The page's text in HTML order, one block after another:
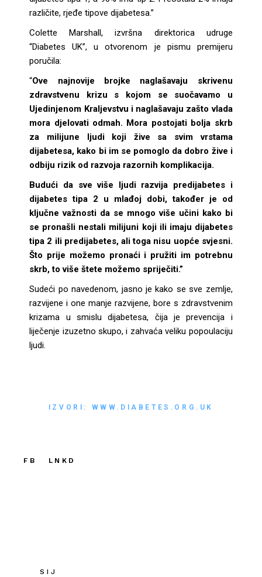
različite, rjeđe tipove dijabetesa.”
Colette Marshall, izvršna direktorica udruge
“Diabetes UK”, u otvorenom je pismu premijeru
poručila:
“Ove najnovije brojke naglašavaju skrivenu
zdravstvenu krizu s kojom se suočavamo u
Ujedinjenom Kraljevstvu i naglašavaju zašto vlada
mora djelovati odmah. Mora postojati bolja skrb
za milijune ljudi koji žive sa svim vrstama
dijabetesa, kako bi im se pomoglo da dobro žive i
odbiju rizik od razvoja razornih komplikacija.
Budući da sve više ljudi razvija predijabetes i
dijabetes tipa 2 u mlađoj dobi, također je od
ključne važnosti da se mnogo više učini kako bi
se pronašli nestali milijuni koji ili imaju dijabetes
tipa 2 ili predijabetes, ali toga nisu uopće svjesni.
Što prije možemo pronaći i pružiti im potrebnu
skrb, to više štete možemo spriječiti.”
Sudeći po navedenom, jasno je kako se sve zemlje,
razvijene i one manje razvijene, bore s zdravstvenim
krizama u smislu dijabetesa, čija je prevencija i
liječenje izuzetno skupo, i zahvaća veliku popoulaciju
ljudi.
IZVORI: WWW.DIABETES.ORG.UK
FB LNKD
SIJ